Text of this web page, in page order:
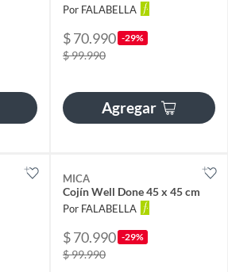
Por FALABELLA
$ 70.990 -29%
$ 99.990
Agregar
MICA
Cojín Well Done 45 x 45 cm
Por FALABELLA
$ 70.990 -29%
$ 99.990